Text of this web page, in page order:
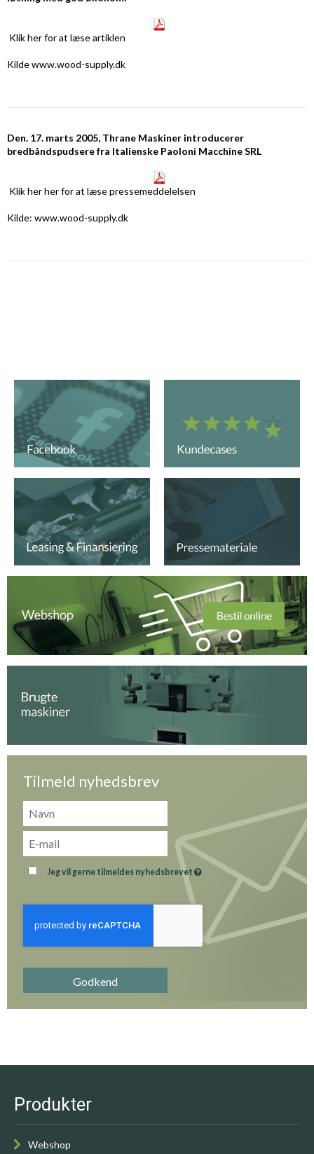
Klik herfor at læse artiklen
Kilde www.wood-supply.dk
Den. 17. marts 2005, Thrane Maskiner introducerer
bredbåndspudsere fra Italienske Paoloni Macchine SRL
Klik herher for at læse pressemeddelelsen
Kilde: www.wood-supply.dk
Tilmeld nyhedsbrev
Jeg vil gerne tilmeldes nyhedsbrevet
Godkend
Produkter
Webshop